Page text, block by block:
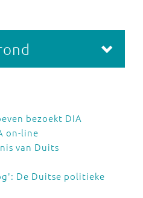
bezoekt DIA
on-line
van Duits
De Duitse politieke